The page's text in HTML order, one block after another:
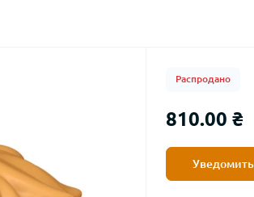
Распродано
810.00 ₴